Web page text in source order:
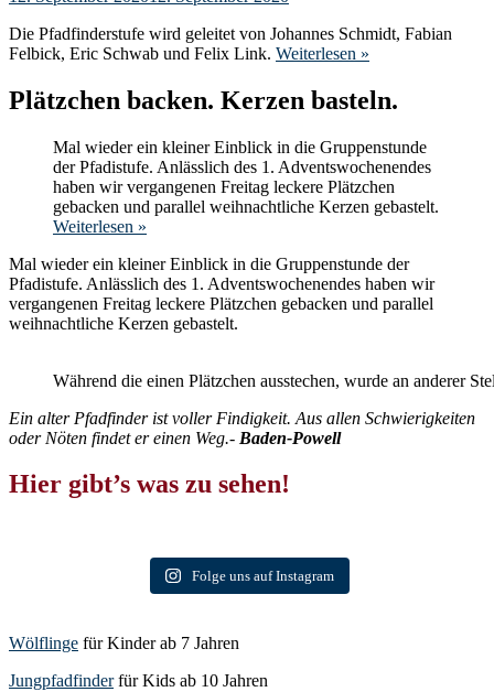
Die Pfadfinderstufe wird geleitet von Johannes Schmidt, Fabian
Felbick, Eric Schwab und Felix Link. Weiterlesen »
Plätzchen backen. Kerzen basteln.
Mal wieder ein kleiner Einblick in die Gruppenstunde
der Pfadistufe. Anlässlich des 1. Adventswochenendes
haben wir vergangenen Freitag leckere Plätzchen
gebacken und parallel weihnachtliche Kerzen gebastelt.
Weiterlesen »
Mal wieder ein kleiner Einblick in die Gruppenstunde der
Pfadistufe. Anlässlich des 1. Adventswochenendes haben wir
vergangenen Freitag leckere Plätzchen gebacken und parallel
weihnachtliche Kerzen gebastelt.
Während die einen Plätzchen ausstechen, wurde an anderer
Ein alter Pfadfinder ist voller Findigkeit. Aus allen Schwierigkeiten
oder Nöten findet er einen Weg.- Baden-Powell
Hier gibt’s was zu sehen!
Folge uns auf Instagram
Wölflinge für Kinder ab 7 Jahren
Jungpfadfinderfür Kids ab 10 Jahren